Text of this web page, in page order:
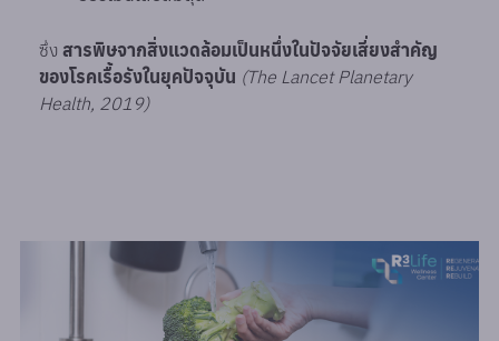
ซึ่งสารพิษจากสิ่งแวดล้อมเป็นหนึ่งในปัจจัยเสี่ยงสำคัญ
ของโรคเรื้อรังในยุคปัจจุบัน (The Lancet Planetary
Health, 2019)